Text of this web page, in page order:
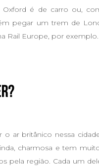
Oxford é de carro ou,
pegar um trem de
Rail Europe, por exemplo.
ar britânico nessa
charmosa e tem
pela região. Cada um